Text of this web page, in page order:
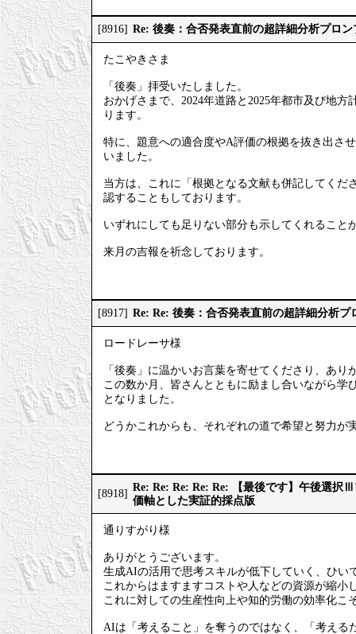
[8916] Re: 後奏：合否発表直前の超詳細分析プロ
たこやきさま
「後奏」拝受いたしました。
おかげさまで、2024年道路と2025年都市及び地
ります。
特に、題意への適合度やA評価の根拠を抜き出さ
いました。
当方は、これに「根拠となる文献も併記してく
認することもしております。
いずれにしても足りない部分も示してくれるこ
来月の吉報を祈念しております。
[8917] Re: Re: 後奏：合否発表直前の超詳細分析
ロードレーサ様
「後奏」に温かいお言葉を寄せてくださり、あり
この数か月、皆さんとともに励まし合いながら
となりました。
どうかこれからも、それぞれの道で希望と努力が
[8918]
Re: Re: Re: Re: Re: 【最後です】午後選択
価軸とした実証的採点版
通りすがり様
ありがとうございます。
生成AIの活用で思考スキルが低下していく、ひい
これからはますますコストや人などの資源が縮小
これに対しての生産性向上や知的労働の効率化こ
AIは「考えること」を奪うのではなく、「考える